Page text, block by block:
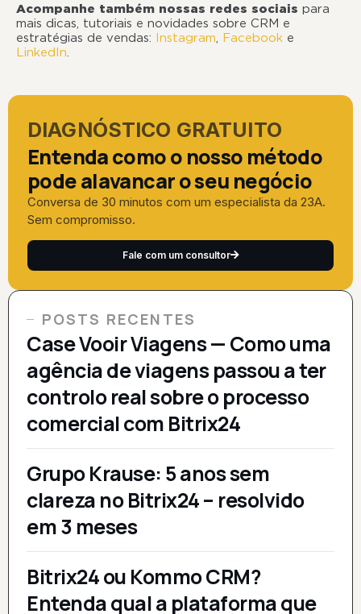
Acompanhe também nossas redes sociais para
mais dicas, tutoriais e novidades sobre CRM e
estratégias de vendas: Instagram, Facebook e
LinkedIn.
DIAGNÓSTICO GRATUITO
Entenda como o nosso método
pode alavancar o seu negócio
Conversa de 30 minutos com um especialista da 23A.
Sem compromisso.
Fale com um consultor
POSTS RECENTES
Case Vooir Viagens — Como uma
agência de viagens passou a ter
controlo real sobre o processo
comercial com Bitrix24
Grupo Krause: 5 anos sem
clareza no Bitrix24 – resolvido
em 3 meses
Bitrix24 ou Kommo CRM?
Entenda qual a plataforma que